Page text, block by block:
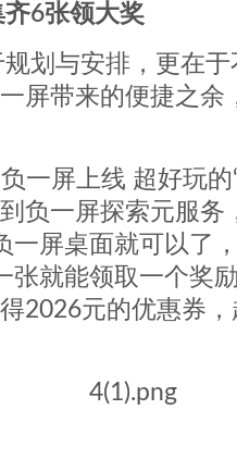
6张领大奖
划与安排，更在
屏带来的便捷之余
一屏上线 超好玩的
负一屏探索元服务
一屏桌面就可以了
张就能领取一个奖
2026元的优惠券